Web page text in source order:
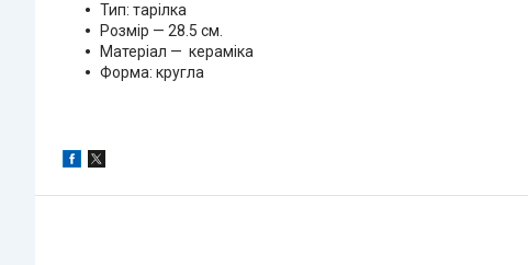
Тип: тарілка
Розмір — 28.5 см.
Матеріал — кераміка
Форма: кругла